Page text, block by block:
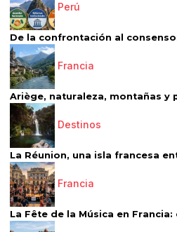
Perú
De la confrontación al
Francia
Ariège, naturaleza, montañas y
Destinos
La Réunion, una isla francesa
Francia
La Fête de la Música en